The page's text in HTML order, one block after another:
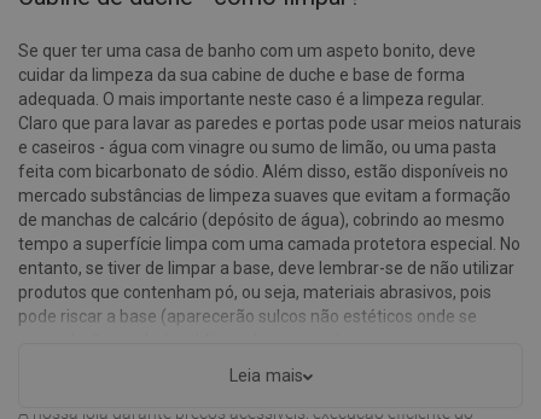
Se quer ter uma casa de banho com um aspeto bonito, deve
cuidar da limpeza da sua cabine de duche e base de forma
adequada. O mais importante neste caso é a limpeza regular.
Claro que para lavar as paredes e portas pode usar meios naturais
e caseiros - água com vinagre ou sumo de limão, ou uma pasta
feita com bicarbonato de sódio. Além disso, estão disponíveis no
mercado substâncias de limpeza suaves que evitam a formação
de manchas de calcário (depósito de água), cobrindo ao mesmo
tempo a superfície limpa com uma camada protetora especial. No
entanto, se tiver de limpar a base, deve lembrar-se de não utilizar
produtos que contenham pó, ou seja, materiais abrasivos, pois
pode riscar a base (aparecerão sulcos não estéticos onde se
A nossa loja garante preços acessíveis, execução eficiente do
Leia mais